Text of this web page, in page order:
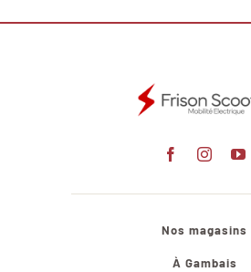
Nos magasins
À Gambais